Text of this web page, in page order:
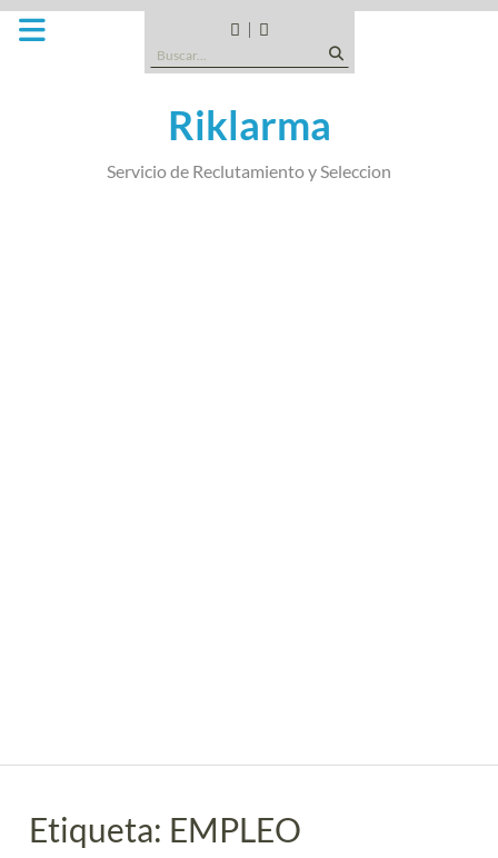
Saltar
CANDIDATOS
TIPO
EMPRESA
SOMOS
Buscar:
Riklarma
Servicio de Reclutamiento y Seleccion
Etiqueta: EMPLEO